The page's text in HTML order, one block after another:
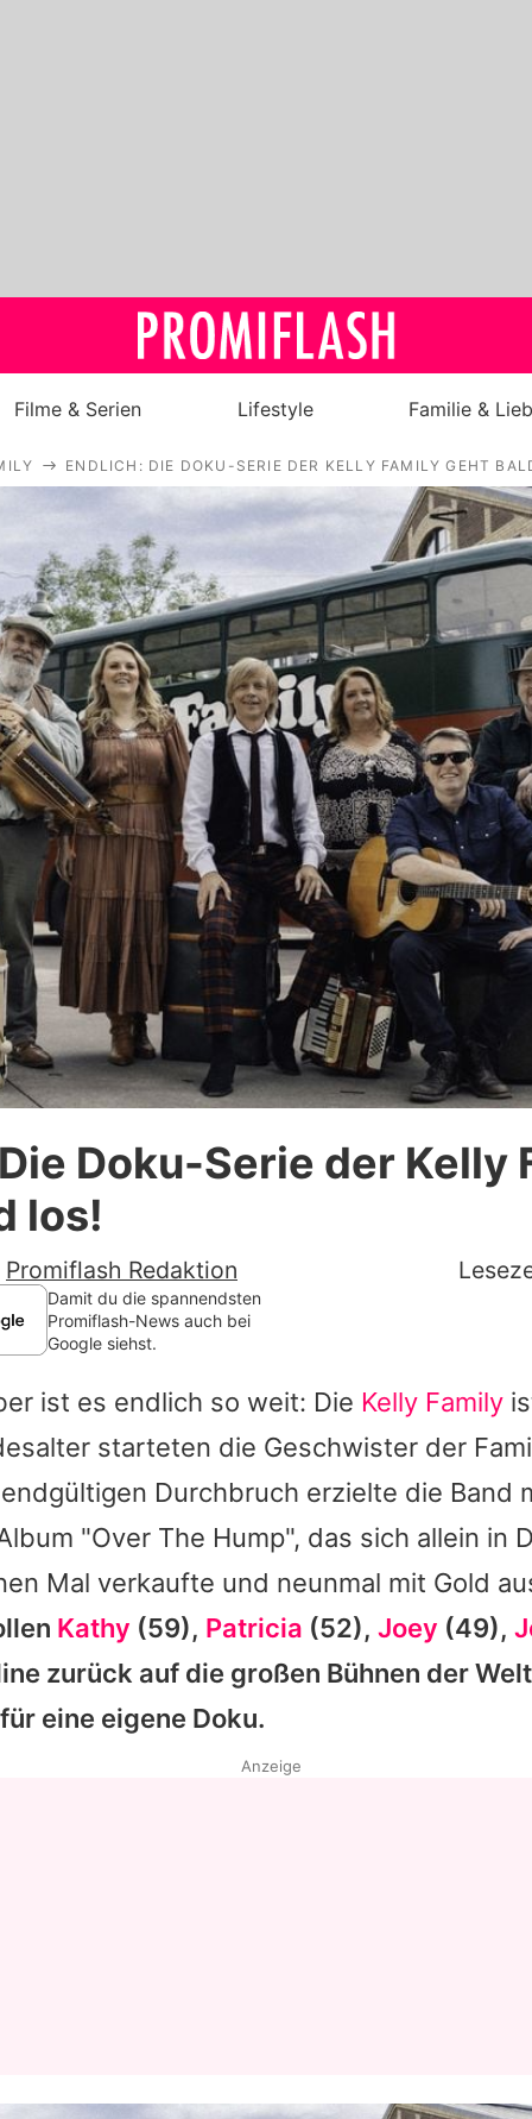
Royals
Stars
Filme & Serien
Lifestyle
Familie & Liebe
Promiflash Exklusiv
Alle Themen auf Promiflash
Jobs
App runterladen
Team
Redaktionelle Richtlinien
Impressum
Datenschutzerklärung
Nutzungsbedingungen
Filme & Serien Lifestyle Familie &
ENDLICH: DIE DOKU-SERIE DER KELLY FAMILY GEHT
Doku-Serie der Kelly
los!
Promiflash Redaktion
Damit du die spannendsten
Promiflash-News auch bei
Google siehst.
ist es endlich so weit: Die Kelly Family
starteten die Geschwister der
Durchbruch erzielte die Band
"Over The Hump", das sich allein in
Mal verkaufte und neunmal mit Gold
Kathy (59), Patricia (52), Joey (49),
zurück auf die großen Bühnen der
eine eigene Doku.
Anzeige